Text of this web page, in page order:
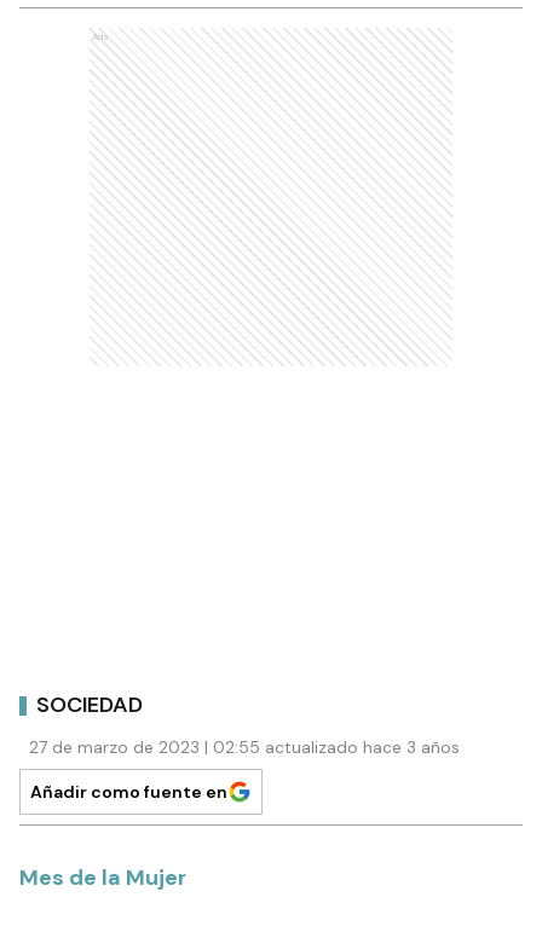
Ads
SOCIEDAD
27 de marzo de 2023 | 02:55 actualizado hace 3 años
Añadir como fuente en
Mes de la Mujer